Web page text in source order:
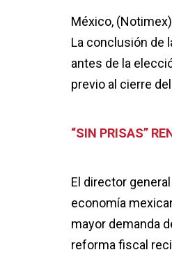
México,
La conclusión de
antes de la
previo al cierre
“SIN PRISAS”
El director
economía
mayor demanda
reforma fiscal